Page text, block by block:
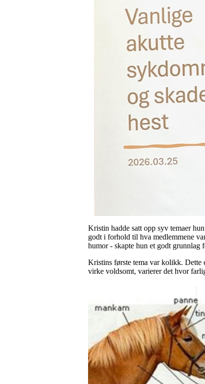
Kristin hadde satt opp syv temaer
godt i forhold til hva medlemmene
humor - skapte hun et godt grunnlag
Kristins første tema var kolikk. Dette
virke voldsomt, varierer det hvor